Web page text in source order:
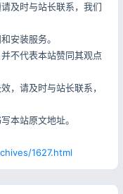
及时与站长联系，我们
安装服务。
不代表本站赞同其观点
，请及时与站长联系，
本站原文地址。
1627.html